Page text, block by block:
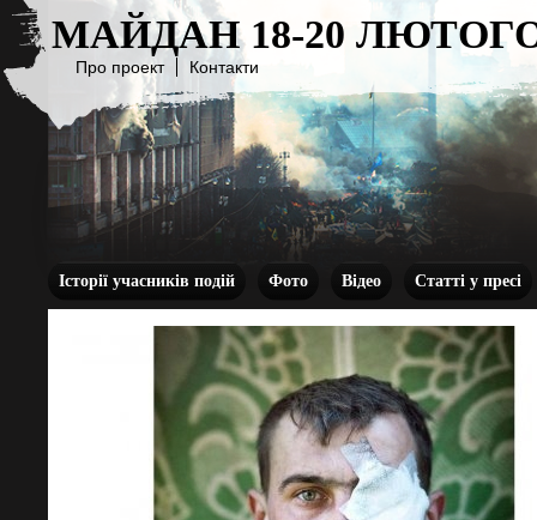
МАЙДАН 18-20
Про проект Контакти
Історії учасників подій Фото Відео Статті у пресі